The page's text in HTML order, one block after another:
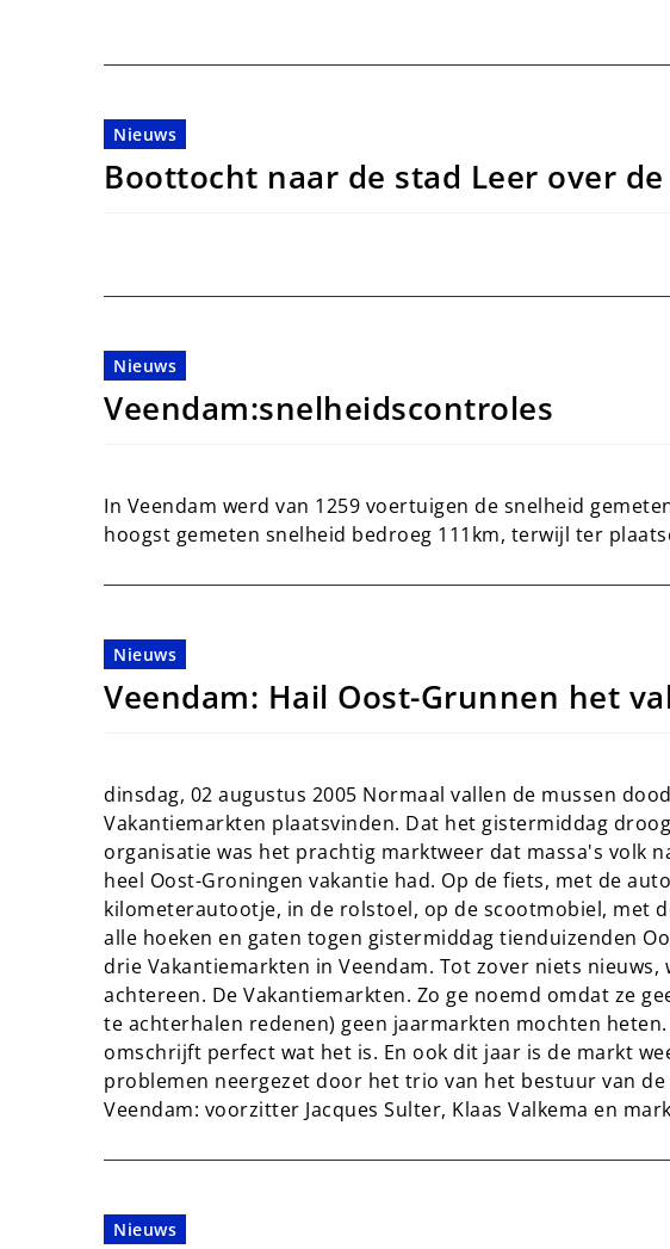
Nieuws
Boottocht naar de stad Leer over de
Nieuws
Veendam:snelheidscontroles
In Veendam werd van 1259 voertuigen de snelheid
hoogst gemeten snelheid bedroeg 111km, terwijl ter
Nieuws
Veendam: Hail Oost-Grunnen het
dinsdag, 02 augustus 2005 Normaal vallen de mussen
Vakantiemarkten plaatsvinden. Dat het gistermiddag
organisatie was het prachtig marktweer dat massa's volk
heel Oost-Groningen vakantie had. Op de fiets, met de
kilometerautootje, in de rolstoel, op de scootmobiel, met
alle hoeken en gaten togen gistermiddag tienduizenden
drie Vakantiemarkten in Veendam. Tot zover niets nieuws,
achtereen. De Vakantiemarkten. Zo ge noemd omdat ze
te achterhalen redenen) geen jaarmarkten mochten
omschrijft perfect wat het is. En ook dit jaar is de markt
problemen neergezet door het trio van het bestuur van
Veendam: voorzitter Jacques Sulter, Klaas Valkema en
Nieuws